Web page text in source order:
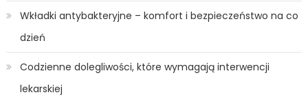
Wkładki antybakteryjne – komfort i bezpieczeństwo na co
dzień
Codzienne dolegliwości, które wymagają interwencji
lekarskiej